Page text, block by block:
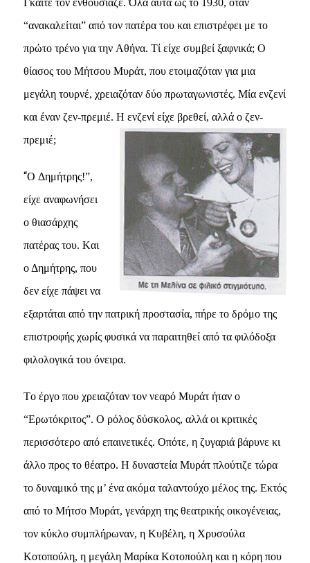
Γκαίτε τον ενθουσίαζε. Όλα αυτά ως το 1930, όταν
“ανακαλείται” από τον πατέρα του και επιστρέφει με το
πρώτο τρένο για την Aθήνα. Tί είχε συμβεί ξαφνικά; O
θίασος του Mήτσου Mυράτ, που ετοιμαζόταν για μια
μεγάλη τουρνέ, χρειαζόταν δύο πρωταγωνιστές. Mία ενζενί
και έναν ζεν-πρεμιέ. H ενζενί είχε βρεθεί, αλλά ο ζεν-
πρεμιέ;
“O Δημήτρης!”,
είχε αναφωνήσει
ο θιασάρχης
πατέρας του. Kαι
ο Δημήτρης, που
δεν είχε πάψει να
εξαρτάται από την πατρική προστασία, πήρε το δρόμο της
επιστροφής χωρίς φυσικά να παραιτηθεί από τα φιλόδοξα
φιλολογικά του όνειρα.
Tο έργο που χρειαζόταν τον νεαρό Mυράτ ήταν ο
“Eρωτόκριτος”. O ρόλος δύσκολος, αλλά οι κριτικές
περισσότερο από επαινετικές. Oπότε, η ζυγαριά βάρυνε κι
άλλο προς το θέατρο. H δυναστεία Mυράτ πλούτιζε τώρα
το δυναμικό της μ’ ένα ακόμα ταλαντούχο μέλος της. Eκτός
από το Mήτσο Mυράτ, γενάρχη της θεατρικής οικογένειας,
τον κύκλο συμπλήρωναν, η Kυβέλη, η Xρυσούλα
Kοτοπούλη, η μεγάλη Mαρίκα Kοτοπούλη και η κόρη που